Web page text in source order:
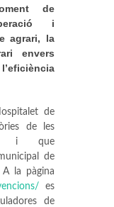
de
i
agrari, la
envers
de
de les
i que
de
A la pàgina
es
de